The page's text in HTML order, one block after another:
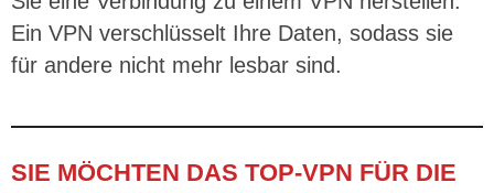
Ein VPN verschlüsselt Ihre Daten, sodass sie
für andere nicht mehr lesbar sind.
SIE MÖCHTEN DAS TOP-VPN FÜR DIE